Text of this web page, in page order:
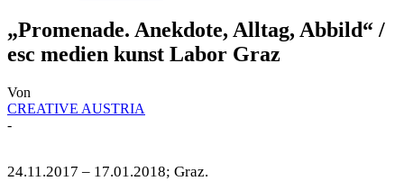
„Promenade. Anekdote, Alltag, Abbild“ /
esc medien kunst Labor Graz
Von
CREATIVE AUSTRIA
-
24.11.2017 – 17.01.2018; Graz.